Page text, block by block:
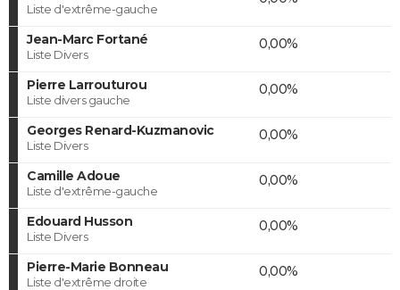
Liste d'extrême-gauche
Jean-Marc Fortané
Liste Divers
0,00%
Pierre Larrouturou
Liste divers gauche
0,00%
Georges Renard-Kuzmanovic
Liste Divers
0,00%
Camille Adoue
Liste d'extrême-gauche
0,00%
Edouard Husson
Liste Divers
0,00%
Pierre-Marie Bonneau
Liste d'extrême droite
0,00%